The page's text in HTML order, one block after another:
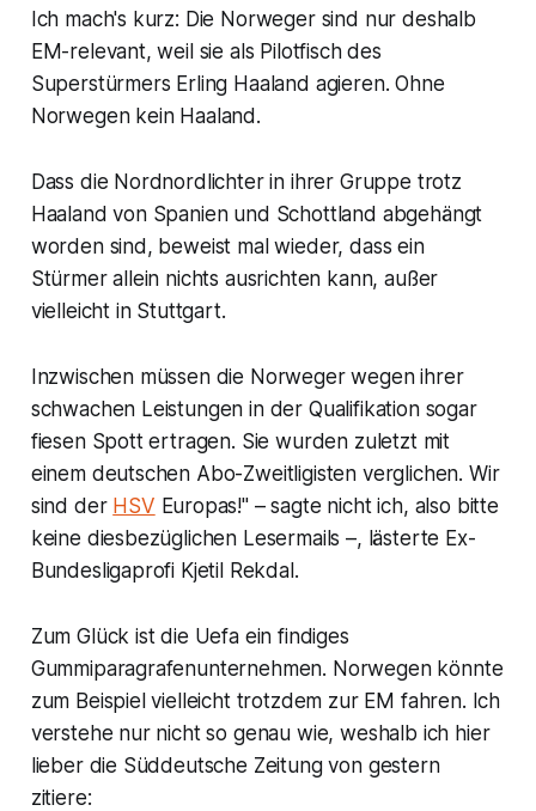
Ich mach's kurz: Die Norweger sind nur deshalb
EM-relevant, weil sie als Pilotfisch des
Superstürmers Erling Haaland agieren. Ohne
Norwegen kein Haaland.
Dass die Nordnordlichter in ihrer Gruppe trotz
Haaland von Spanien und Schottland abgehängt
worden sind, beweist mal wieder, dass ein
Stürmer allein nichts ausrichten kann, außer
vielleicht in Stuttgart.
Inzwischen müssen die Norweger wegen ihrer
schwachen Leistungen in der Qualifikation sogar
fiesen Spott ertragen. Sie wurden zuletzt mit
einem deutschen Abo-Zweitligisten verglichen. Wir
sind der HSV Europas!" – sagte nicht ich, also bitte
keine diesbezüglichen Lesermails –, lästerte Ex-
Bundesligaprofi Kjetil Rekdal.
Zum Glück ist die Uefa ein findiges
Gummiparagrafenunternehmen. Norwegen könnte
zum Beispiel vielleicht trotzdem zur EM fahren. Ich
verstehe nur nicht so genau wie, weshalb ich hier
lieber die Süddeutsche Zeitung von gestern
zitiere: